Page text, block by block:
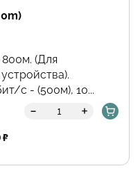
(Для
c - (500м), 10...
- +
₽